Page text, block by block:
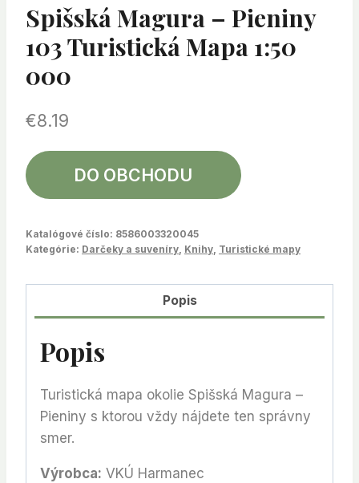
Spišská Magura – Pieniny
103 Turistická Mapa 1:50
000
€8.19
DO OBCHODU
Katalógové číslo: 8586003320045
Kategórie: Darčeky a suveníry, Knihy, Turistické mapy
Popis
Popis
Turistická mapa okolie Spišská Magura –
Pieniny s ktorou vždy nájdete ten správny
smer.
Výrobca: VKÚ Harmanec